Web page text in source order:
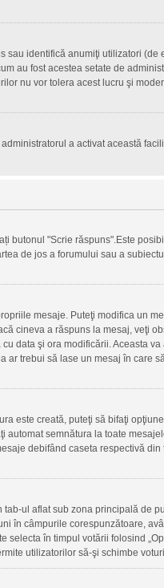
sau identifică anumiţi utilizatori (de
au fost acestea setate de
nu vor tolera acest lucru şi
a activat această
butonul "Scrie răspuns".Este
de jos a forumului sau a
mesaje. Puteţi modifica un
cineva a răspuns la mesaj, veţi
data şi ora modificării. Aceasta
ar trebui să lase un mesaj în care
este creată, puteţi să bifaţi
automat semnătura la toate
debifând caseta respectivă din
ul aflat sub zona principală de
în câmpurile corespunzătoare,
selecta în timpul votării folosind
utilizatorilor să-şi schimbe